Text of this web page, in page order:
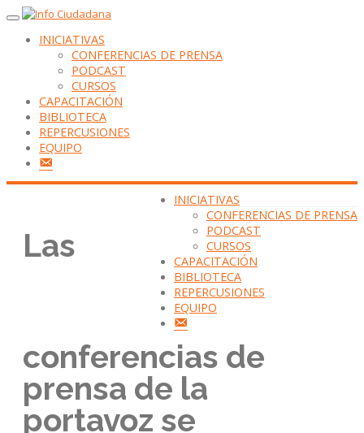
INICIATIVAS
CONFERENCIAS DE PRENSA
PODCAST
CURSOS
CAPACITACIÓN
BIBLIOTECA
REPERCUSIONES
EQUIPO
INICIATIVAS
CONFERENCIAS DE PRENSA
PODCAST
CURSOS
CAPACITACIÓN
BIBLIOTECA
REPERCUSIONES
EQUIPO
Las
conferencias de
prensa de la
portavoz se